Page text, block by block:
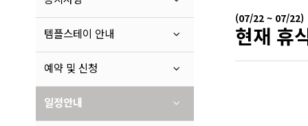
템플스테이 안내
예약 및 신청
일정안내
(07/22 ~ 07/22)
현재 휴